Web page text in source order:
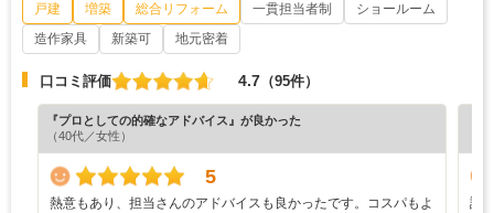
戸建 増築 総合リフォーム 一貫担当者制
ショールーム
造作家具
新築可 地元密着
口コミ評価 4.7 （95件）
『プロとしての的確なアドバイス』が良かった
（40代／女性）
5
熱意もあり、担当さんのアドバイスも良かったです。コスパもよ
設